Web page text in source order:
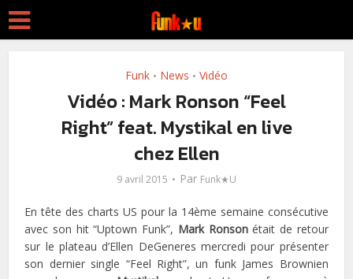
Funk • News • Vidéo
Vidéo : Mark Ronson “Feel
Right” feat. Mystikal en live
chez Ellen
9 avril 2015 Par Funk★U
En tête des charts US pour la 14ème semaine consécutive
avec son hit “Uptown Funk”, Mark Ronsonétait de retour
sur le plateau d’Ellen DeGeneres mercredi pour présenter
son dernier single “Feel Right”, un funk James Brownien